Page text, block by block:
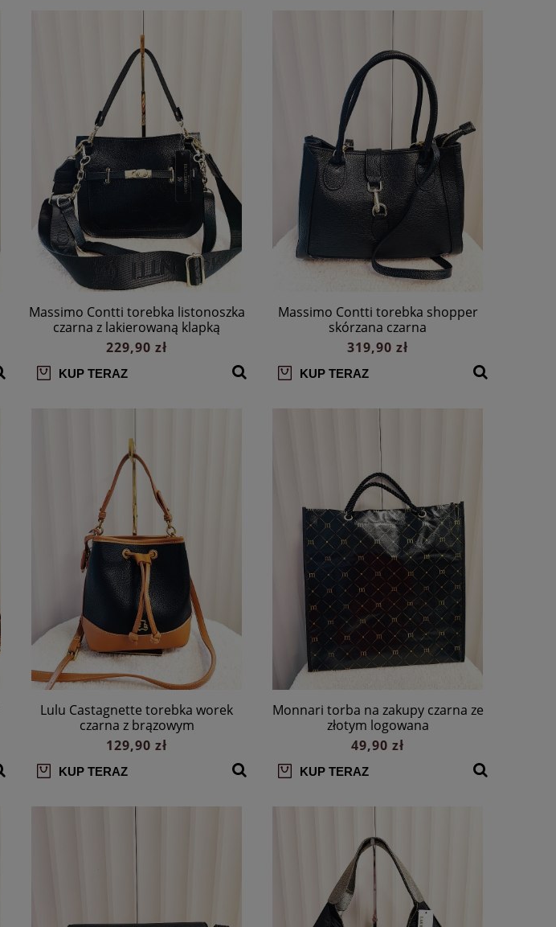
Massimo Contti torebka listonoszka
czarna z lakierowaną klapką
229,90 zł
KUP TERAZ
Massimo Contti torebka shopper
skórzana czarna
319,90 zł
KUP TERAZ
Lulu Castagnette torebka worek
czarna z brązowym
129,90 zł
KUP TERAZ
Monnari torba na zakupy czarna ze
złotym logowana
49,90 zł
KUP TERAZ